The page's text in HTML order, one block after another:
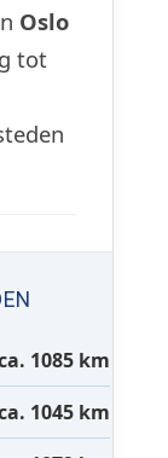
Oslo
tot
1085 km
1045 km